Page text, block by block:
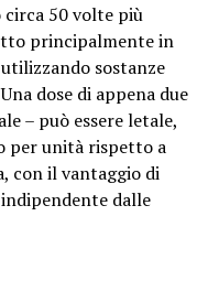
50 volte più
principalmente in
sostanze
dose di appena due
– può essere letale,
per unità rispetto a
con il vantaggio di
dalle